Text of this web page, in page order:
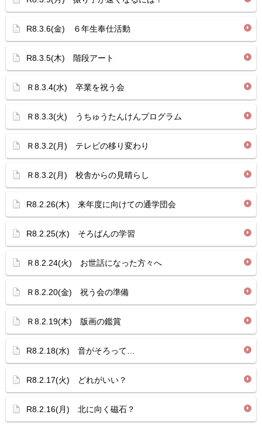
R8.3.6(金) ６年生奉仕活動
R8.3.5(木) 階段アート
Ｒ8.3.4(水) 卒業を祝う会
Ｒ8.3.3(火) うちゅうたんけんプログラム
Ｒ8.3.2(月) テレビの移り変わり
Ｒ8.3.2(月) 校舎からの見晴らし
R8.2.26(木) 来年度に向けての通学団会
R8.2.25(水) そろばんの学習
Ｒ8.2.24(火) お世話になった方々へ
Ｒ8.2.20(金) 祝う会の準備
Ｒ8.2.19(木) 版画の鑑賞
R8.2.18(水) 音がそろって…
R8.2.17(火) どれがいい？
R8.2.16(月) 北に向く磁石？